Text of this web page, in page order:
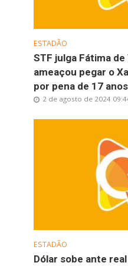
ESTADÃO
STF julga Fátima de
ameaçou pegar o
por pena de 17 anos
2 de agosto de 2024
ESTADÃO
Dólar sobe ante